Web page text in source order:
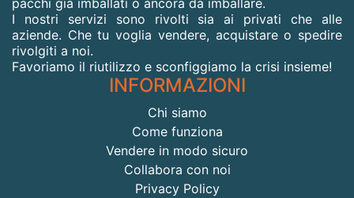
I nostri servizi sono rivolti sia ai privati che alle
aziende. Che tu voglia vendere, acquistare o spedire
rivolgiti a noi.
Favoriamo il riutilizzo e sconfiggiamo la crisi insieme!
INFORMAZIONI
Chi siamo
Come funziona
Vendere in modo sicuro
Collabora con noi
Privacy Policy